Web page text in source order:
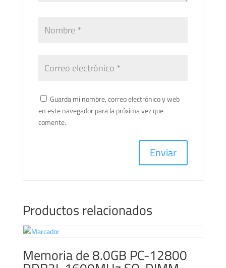
Guarda mi nombre, correo electrónico y web
en este navegador para la próxima vez que
comente.
Productos relacionados
Memoria de 8.0GB PC-12800